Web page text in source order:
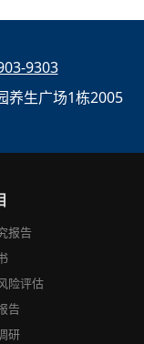
9303
养生广场1栋2005
报告
险评估
告
研